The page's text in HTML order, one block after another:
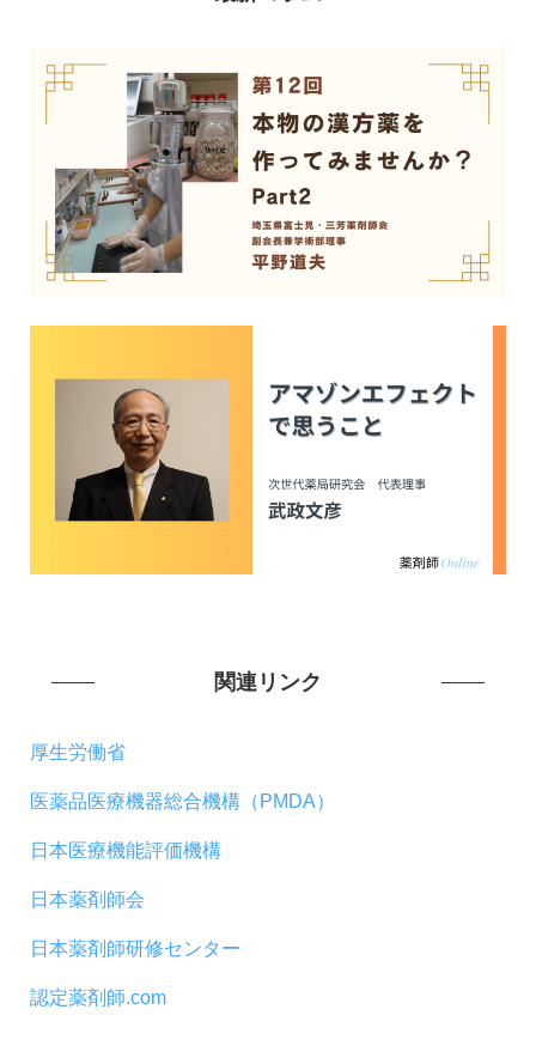
関連リンク
厚生労働省
医薬品医療機器総合機構（PMDA）
日本医療機能評価機構
日本薬剤師会
日本薬剤師研修センター
認定薬剤師.com